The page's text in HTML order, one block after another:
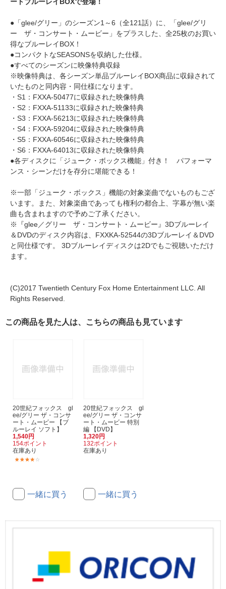
●「glee/グリー」のシーズン1～6（全121話）に、「glee/グリ
ー ザ・コンサート・ムービー」をプラスした、全25枚のお買い
得なブルーレイBOX！
●コンパクトなSEASONSを収納した仕様。
●すべてのシーズンに映像特典収録
※映像特典は、各シーズン単品ブルーレイBOX商品に収録されて
いたものと同内容・同仕様になります。
・S1：FXXA-50477に収録された映像特典
・S2：FXXA-51133に収録された映像特典
・S3：FXXA-56213に収録された映像特典
・S4：FXXA-59204に収録された映像特典
・S5：FXXA-60546に収録された映像特典
・S6：FXXA-64013に収録された映像特典
●各ディスクに「ジューク・ボックス機能」付き！ パフォーマ
ンス・シーンだけを存分に堪能できる！
※一部「ジューク・ボックス」機能の対象楽曲でないものもござ
います。また、対象楽曲であっても権利の都合上、字幕が無い楽
曲も含まれますので予めご了承ください。
※『glee／グリー ザ・コンサート・ムービー』3Dブルーレイ
＆DVDのディスク内容は、FXXKA-52544の3Dブルーレイ＆DVD
と同仕様です。 3Dブルーレイディスクは2Dでもご視聴いただけ
ます。
(C)2017 Twentieth Century Fox Home Entertainment LLC. All
Rights Reserved.
この商品を見た人は、こちらの商品も見ています
20世紀フォックス gl
ee/グリー ザ・コンサ
ート・ムービー 【ブ
ルーレイ ソフト】
1,540円
154ポイント
在庫あり
一緒に買う
20世紀フォックス gl
ee/グリー ザ・コンサ
ート・ムービー 特別
編 【DVD】
1,320円
132ポイント
在庫あり
一緒に買う